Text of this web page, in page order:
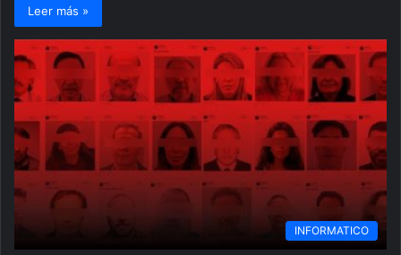
Leer más »
INFORMATICO